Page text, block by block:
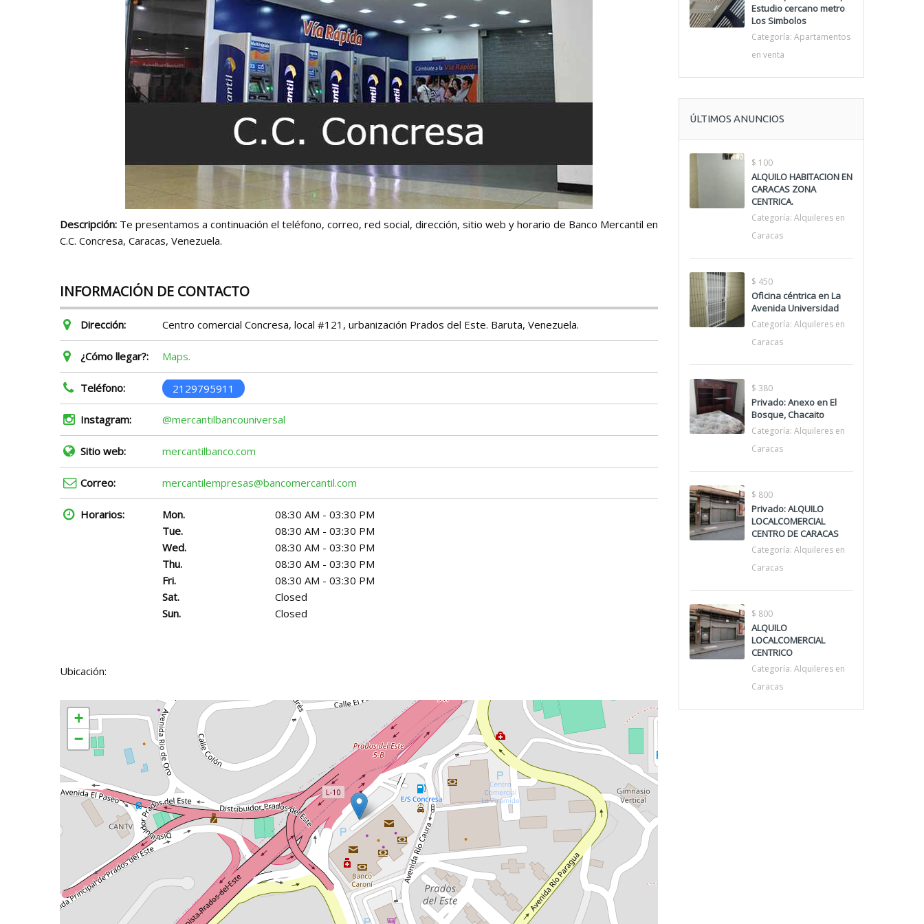
Descripción: Te presentamos a continuación el teléfono, correo, red social, dirección, sitio web y horario de Banco Mercantil en
C.C. Concresa, Caracas, Venezuela.
INFORMACIÓN DE CONTACTO
Dirección: Centro comercial Concresa, local #121, urbanización Prados del Este. Baruta, Venezuela.
¿Cómo llegar?: Maps.
Teléfono: 2129795911
Instagram: @mercantilbancouniversal
Sitio web: mercantilbanco.com
Correo: mercantilempresas@bancomercantil.com
Horarios: Mon.
08:30 AM - 03:30 PM
Tue.
08:30 AM - 03:30 PM
Wed.
08:30 AM - 03:30 PM
Thu.
08:30 AM - 03:30 PM
Fri.
08:30 AM - 03:30 PM
Sat.
Closed
Sun.
Closed
Ubicación:
+
−
Estudio cercano metro
Los Simbolos
Categoría: Apartamentos
en venta
ÚLTIMOS ANUNCIOS
$ 100
ALQUILO HABITACION EN
CARACAS ZONA
CENTRICA.
Categoría: Alquileres en
Caracas
$ 450
Oficina céntrica en La
Avenida Universidad
Categoría: Alquileres en
Caracas
$ 380
Privado: Anexo en El
Bosque, Chacaito
Categoría: Alquileres en
Caracas
$ 800
Privado: ALQUILO
LOCALCOMERCIAL
CENTRO DE CARACAS
Categoría: Alquileres en
Caracas
$ 800
ALQUILO
LOCALCOMERCIAL
CENTRICO
Categoría: Alquileres en
Caracas